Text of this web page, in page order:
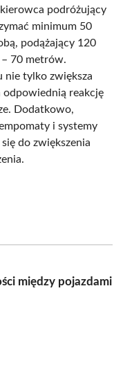
podróżujący
minimum 50
podążający 120
70 metrów.
nie tylko zwiększa
odpowiednią reakcję
Dodatkowo,
i systemy
do zwiększenia
między pojazdami